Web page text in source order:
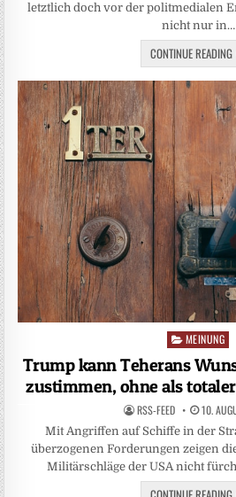
letztlich doch vor der politmedialen
nicht nur in…
CONTINUE READING
PostedMEINUNG
Trump kann Teherans
zustimmen, ohne als
RSS-FEED 10.
Mit Angriffen auf Schiffe in der
überzogenen Forderungen zeigen
Militärschläge der USA nicht